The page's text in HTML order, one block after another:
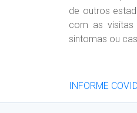
de outros
com as
sintomas ou
INFORME